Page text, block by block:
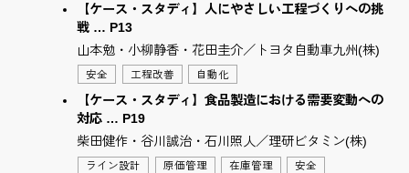
【ケース・スタディ】人にやさしい工程づくりへの挑
戦 … P13
山本勉・小柳静香・花田圭介／トヨタ自動車九州(株)
安全 工程改善 自動化
【ケース・スタディ】食品製造における需要変動への
対応 … P19
柴田健作・谷川誠治・石川照人／理研ビタミン(株)
ライン設計 原価管理 在庫管理 安全